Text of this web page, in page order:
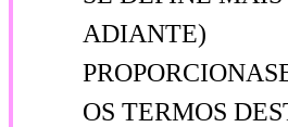
ADIANTE)
OS TERMOS